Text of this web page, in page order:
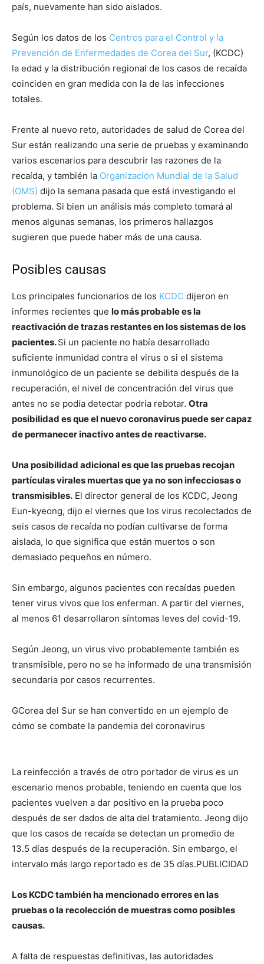
país, nuevamente han sido aislados.
Según los datos de los Centros para el Control y la
Prevención de Enfermedades de Corea del Sur, (KCDC)
la edad y la distribución regional de los casos de recaída
coinciden en gran medida con la de las infecciones
totales.
Frente al nuevo reto, autoridades de salud de Corea del
Sur están realizando una serie de pruebas y examinando
varios escenarios para descubrir las razones de la
recaída, y también la Organización Mundial de la Salud
(OMS) dijo la semana pasada que está investigando el
problema. Si bien un análisis más completo tomará al
menos algunas semanas, los primeros hallazgos
sugieren que puede haber más de una causa.
Posibles causas
Los principales funcionarios de los KCDC dijeron en
informes recientes que lo más probable es la
reactivación de trazas restantes en los sistemas de los
pacientes.Si un paciente no había desarrollado
suficiente inmunidad contra el virus o si el sistema
inmunológico de un paciente se debilita después de la
recuperación, el nivel de concentración del virus que
antes no se podía detectar podría rebotar. Otra
posibilidad es que el nuevo coronavirus puede ser capaz
de permanecer inactivo antes de reactivarse.
Una posibilidad adicional es que las pruebas recojan
partículas virales muertas que ya no son infecciosas o
transmisibles. El director general de los KCDC, Jeong
Eun-kyeong, dijo el viernes que los virus recolectados de
seis casos de recaída no podían cultivarse de forma
aislada, lo que significa que están muertos o son
demasiado pequeños en número.
Sin embargo, algunos pacientes con recaídas pueden
tener virus vivos que los enferman. A partir del viernes,
al menos 61 desarrollaron síntomas leves del covid-19.
Según Jeong, un virus vivo probablemente también es
transmisible, pero no se ha informado de una transmisión
secundaria por casos recurrentes.
GCorea del Sur se han convertido en un ejemplo de
cómo se combate la pandemia del coronavirus
La reinfección a través de otro portador de virus es un
escenario menos probable, teniendo en cuenta que los
pacientes vuelven a dar positivo en la prueba poco
después de ser dados de alta del tratamiento. Jeong dijo
que los casos de recaída se detectan un promedio de
13.5 días después de la recuperación. Sin embargo, el
intervalo más largo reportado es de 35 días.PUBLICIDAD
Los KCDC también ha mencionado errores en las
pruebas o la recolección de muestras como posibles
causas.
A falta de respuestas definitivas, las autoridades